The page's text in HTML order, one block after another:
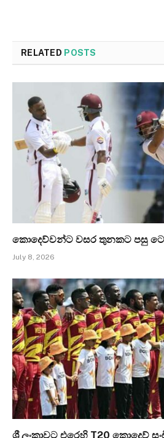
RELATED POSTS
කොදෙව්වන්ට වසර තුනකට පසු
July 8, 2026
ශ්‍රී ලංකාවට එරෙහි T20 කොදෙව්